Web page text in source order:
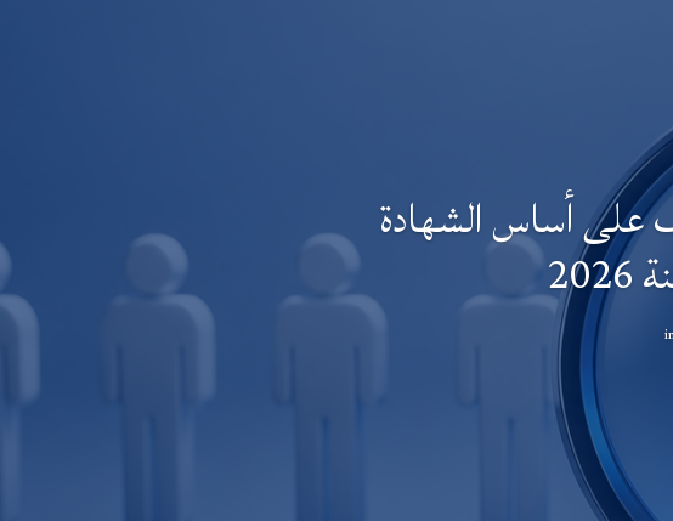
على أساس الشهادة